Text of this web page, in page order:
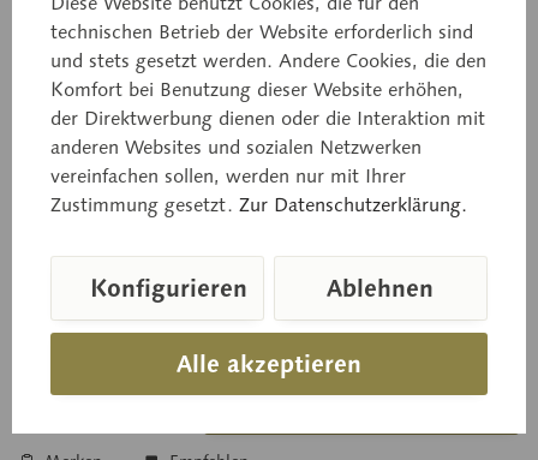
03/106
Graue Französische Renette
aus Papiermaché, natürliche Größe.
Preis auf Anfrage
In den Anfragekorb
technischen Betrieb der Website erforderlich sind
und stets gesetzt werden. Andere Cookies, die den
Komfort bei Benutzung dieser Website erhöhen,
der Direktwerbung dienen oder die Interaktion mit
anderen Websites und sozialen Netzwerken
vereinfachen sollen, werden nur mit Ihrer
Zustimmung gesetzt. Zur Datenschutzerklärung.
Alle akzeptieren
Konfigurieren Ablehnen